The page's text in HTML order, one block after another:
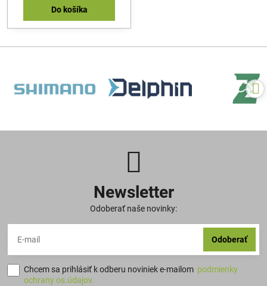
Do košíka
Newsletter
Odoberať naše novinky:
Odoberať
Chcem sa prihlásiť k odberu noviniek e-mailom podmienky
ochrany os.údajov.